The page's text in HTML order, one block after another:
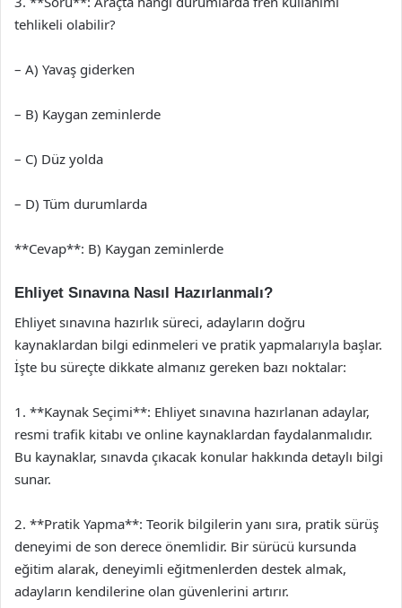
tehlikeli olabilir?
– A) Yavaş giderken
– B) Kaygan zeminlerde
– C) Düz yolda
– D) Tüm durumlarda
**Cevap**: B) Kaygan zeminlerde
Ehliyet Sınavına Nasıl Hazırlanmalı?
Ehliyet sınavına hazırlık süreci, adayların doğru
kaynaklardan bilgi edinmeleri ve pratik yapmalarıyla başlar.
İşte bu süreçte dikkate almanız gereken bazı noktalar:
1. **Kaynak Seçimi**: Ehliyet sınavına hazırlanan adaylar,
resmi trafik kitabı ve online kaynaklardan faydalanmalıdır.
Bu kaynaklar, sınavda çıkacak konular hakkında detaylı bilgi
sunar.
2. **Pratik Yapma**: Teorik bilgilerin yanı sıra, pratik sürüş
deneyimi de son derece önemlidir. Bir sürücü kursunda
eğitim alarak, deneyimli eğitmenlerden destek almak,
adayların kendilerine olan güvenlerini artırır.